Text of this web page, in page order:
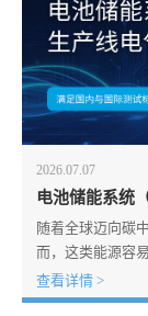
2026.07.07
电池储能系统
随着全球迈向碳
而，这类能源容
查看详情 >